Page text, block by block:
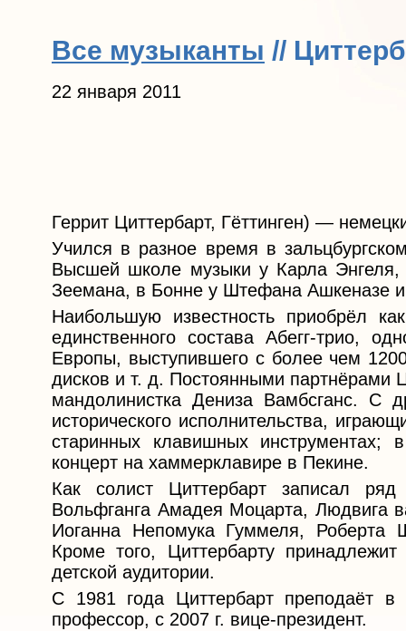
Все музыканты //
22 января 2011
Геррит Циттербарт, Гёттинген) —
Учился в разное время в
Высшей школе музыки у Карла
Зеемана, в Бонне у Штефана Ашкеназе
Наибольшую известность приобрёл
единственного состава Абегг-трио,
Европы, выступившего с более чем
дисков и т. д. Постоянными партнёрами
мандолинистка Дениза Вамбсганс. С
исторического исполнительства,
старинных клавишных
концерт на хаммерклавире в Пекине.
Как солист Циттербарт записал
Вольфганга Амадея Моцарта, Людвига
Иоганна Непомука Гуммеля,
Кроме того, Циттербарту
детской аудитории.
С 1981 года Циттербарт преподаёт
профессор, с 2007 г. вице-президент.